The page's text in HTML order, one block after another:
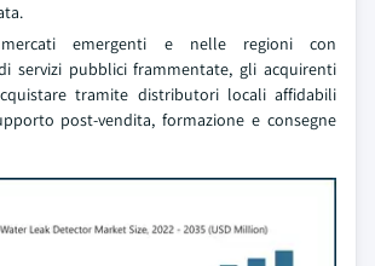
emergenti e nelle regioni con
servizi pubblici frammentate, gli acquirenti
tramite distributori locali affidabili
post-vendita, formazione e consegne